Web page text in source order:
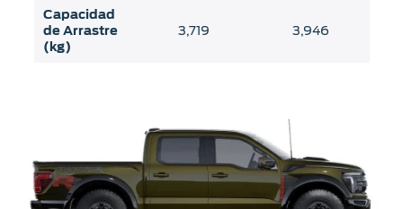
Capacidad
de Arrastre
(kg)
3,719 3,946